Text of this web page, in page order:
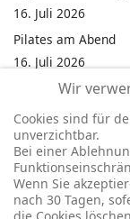
16. Juli 2026
Pilates am Abend
16. Juli 2026
Jumping Fitness
16. Juli 2026
Jumping Fitness
16. Juli 2026
Kinderfest in
16. Juli 2026
Wir
Cookies sind für
unverzichtbar.
Bei einer
Wenn Sie
nach 30 Tagen,